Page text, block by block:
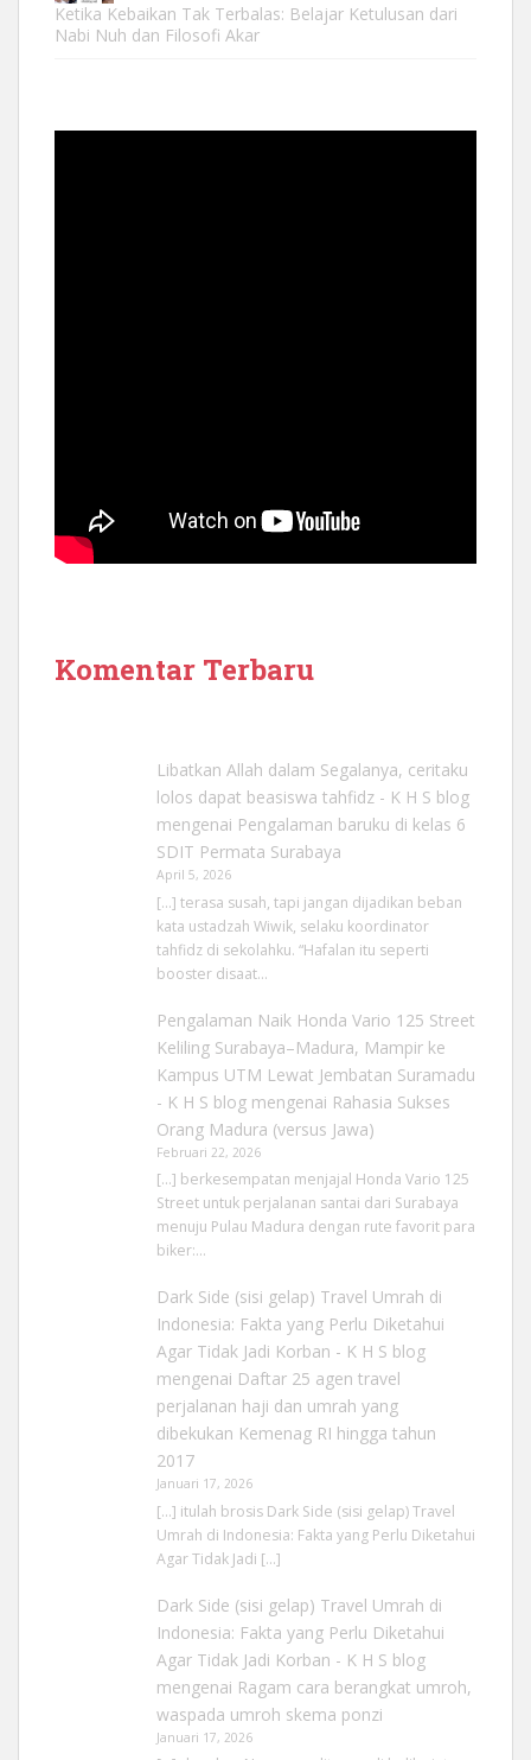
Ketika Kebaikan Tak Terbalas: Belajar Ketulusan dari
Nabi Nuh dan Filosofi Akar
Komentar Terbaru
Libatkan Allah dalam Segalanya, ceritaku
lolos dapat beasiswa tahfidz - K H S blog
mengenai Pengalaman baruku di kelas 6
SDIT Permata Surabaya
April 5, 2026
[…] terasa susah, tapi jangan dijadikan beban
kata ustadzah Wiwik, selaku koordinator
tahfidz di sekolahku. “Hafalan itu seperti
booster disaat…
Pengalaman Naik Honda Vario 125 Street
Keliling Surabaya–Madura, Mampir ke
Kampus UTM Lewat Jembatan Suramadu
- K H S blogmengenai Rahasia Sukses
Orang Madura (versus Jawa)
Februari 22, 2026
[…] berkesempatan menjajal Honda Vario 125
Street untuk perjalanan santai dari Surabaya
menuju Pulau Madura dengan rute favorit para
biker:…
Dark Side (sisi gelap) Travel Umrah di
Indonesia: Fakta yang Perlu Diketahui
Agar Tidak Jadi Korban - K H S blog
mengenai Daftar 25 agen travel
perjalanan haji dan umrah yang
dibekukan Kemenag RI hingga tahun
2017
Januari 17, 2026
[…] itulah brosis Dark Side (sisi gelap) Travel
Umrah di Indonesia: Fakta yang Perlu Diketahui
Agar Tidak Jadi […]
Dark Side (sisi gelap) Travel Umrah di
Indonesia: Fakta yang Perlu Diketahui
Agar Tidak Jadi Korban - K H S blog
mengenai Ragam cara berangkat umroh,
waspada umroh skema ponzi
Januari 17, 2026